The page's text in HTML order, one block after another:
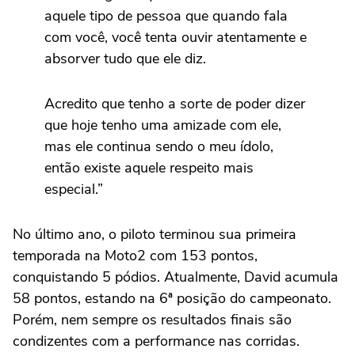
aquele tipo de pessoa que quando fala
com você, você tenta ouvir atentamente e
absorver tudo que ele diz.
Acredito que tenho a sorte de poder dizer
que hoje tenho uma amizade com ele,
mas ele continua sendo o meu ídolo,
então existe aquele respeito mais
especial.”
No último ano, o piloto terminou sua primeira
temporada na Moto2 com 153 pontos,
conquistando 5 pódios. Atualmente, David acumula
58 pontos, estando na 6ª posição do campeonato.
Porém, nem sempre os resultados finais são
condizentes com a performance nas corridas.